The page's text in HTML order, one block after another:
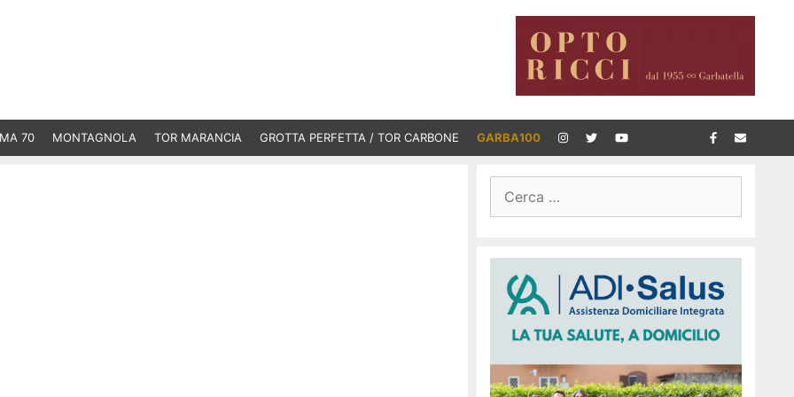
70 MONTAGNOLA TOR MARANCIA GROTTA PERFETTA / TOR CARBONE GARBA100
per: